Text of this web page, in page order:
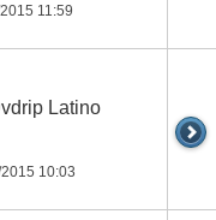
11:59
Latino
10:03